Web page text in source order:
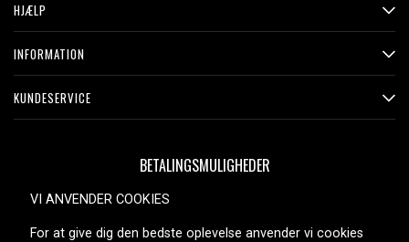
HJÆLP
INFORMATION
KUNDESERVICE
BETALINGSMULIGHEDER
VI ANVENDER COOKIES
For at give dig den bedste oplevelse anvender vi cookies